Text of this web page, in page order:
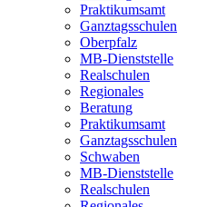
Praktikumsamt
Ganztagsschulen
Oberpfalz
MB-Dienststelle
Realschulen
Regionales
Beratung
Praktikumsamt
Ganztagsschulen
Schwaben
MB-Dienststelle
Realschulen